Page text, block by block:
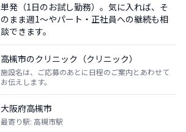
単発（1日のお試し勤務）。気に入れば、そ
のまま週1〜やパート・正社員への継続も相
談できます。
高槻市のクリニック（クリニック）
施設名は、ご応募のあとに日程のご案内とあわせて
お伝えします。
大阪府高槻市
最寄り駅: 高槻市駅